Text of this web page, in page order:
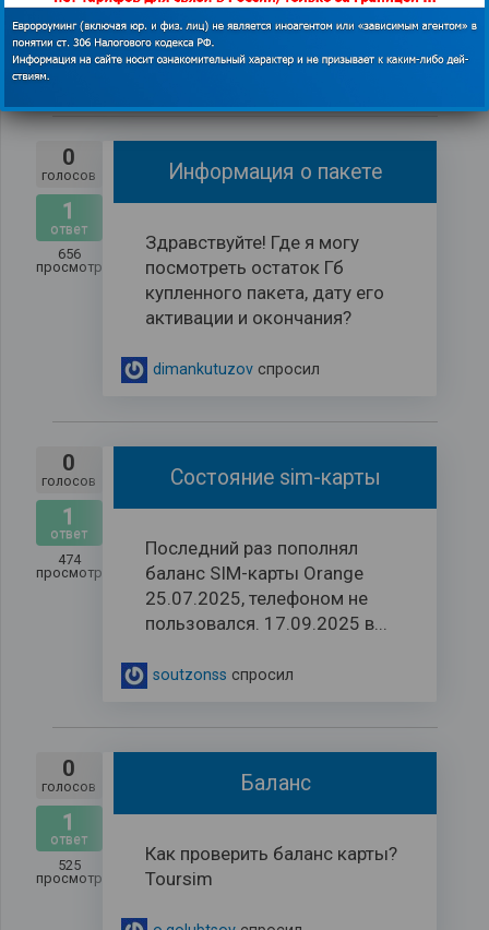
деньги Elena271978@...
elena271978спросил
0
голосов
1
ответ
656
просмотров
Информация о пакете
Здравствуйте! Где я могу
посмотреть остаток Гб
купленного пакета, дату его
активации и окончания?
dimankutuzovспросил
0
голосов
1
ответ
474
просмотров
Состояние sim-карты
Последний раз пополнял
баланс SIM-карты Orange
25.07.2025, телефоном не
пользовался. 17.09.2025 в...
soutzonss спросил
0
голосов
1
ответ
525
просмотров
Баланс
Как проверить баланс карты?
Toursim